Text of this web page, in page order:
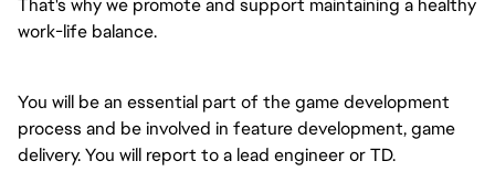
That's why we promote and support maintaining a healthy
work-life balance.
You will be an essential part of the game development
process and be involved in feature development, game
delivery. You will report to a lead engineer or TD.